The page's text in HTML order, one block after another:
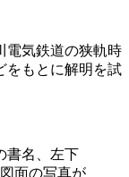
電気鉄道の狭軌時
をもとに解明を試